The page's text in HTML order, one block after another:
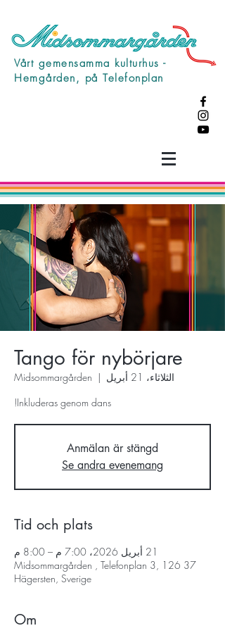
Vårt gemensamma kulturhus -
Hemgården, på Telefonplan
Tango för nybörjare
الثلاثاء، 21 أبريل
  |
Midsommargården
Inkluderas genom dans!
Anmälan är stängd
Se andra evenemang
Tid och plats
21 أبريل 2026، 7:00 م – 8:00 م
Midsommargården , Telefonplan 3, 126 37
Hägersten, Sverige
Om